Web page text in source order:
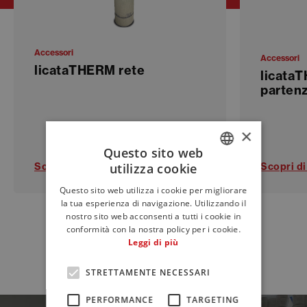
Accessori
licataTHERM rete
Scopri di più
Accessori
Scopri
Tutti i prodotti
ENGLISH
FRENCH
×
Questo sito web
utilizza cookie
Questo sito web utilizza i cookie per migliorare
la tua esperienza di navigazione. Utilizzando il
nostro sito web acconsenti a tutti i cookie in
conformità con la nostra policy per i cookie.
Leggi di più
STRETTAMENTE NECESSARI
PERFORMANCE TARGETING